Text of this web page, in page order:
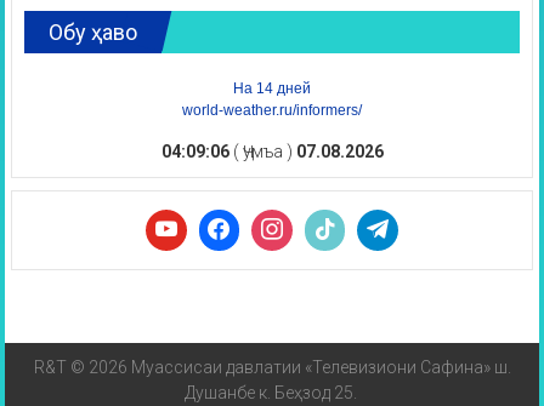
Обу ҳаво
На 14 дней
world-weather.ru/informers/
04:09:07( Ҷумъа ) 07.08.2026
R&T © 2026 Муассисаи давлатии «Телевизиони Сафина» ш.
Душанбе к. Беҳзод 25.